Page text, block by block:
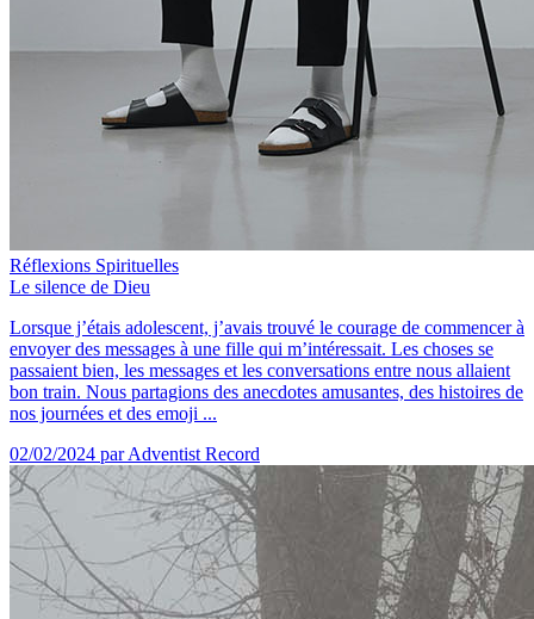
Réflexions Spirituelles
Le silence de Dieu
Lorsque j’étais adolescent, j’avais trouvé le courage de commencer à
envoyer des messages à une fille qui m’intéressait. Les choses se
passaient bien, les messages et les conversations entre nous allaient
bon train. Nous partagions des anecdotes amusantes, des histoires de
nos journées et des emoji ...
02/02/2024 par Adventist Record